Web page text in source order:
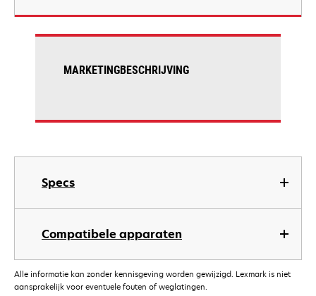
Specs
Compatibele apparaten
MARKETINGBESCHRIJVING
Alle informatie kan zonder kennisgeving worden gewijzigd. Lexmark is niet
aansprakelijk voor eventuele fouten of weglatingen.